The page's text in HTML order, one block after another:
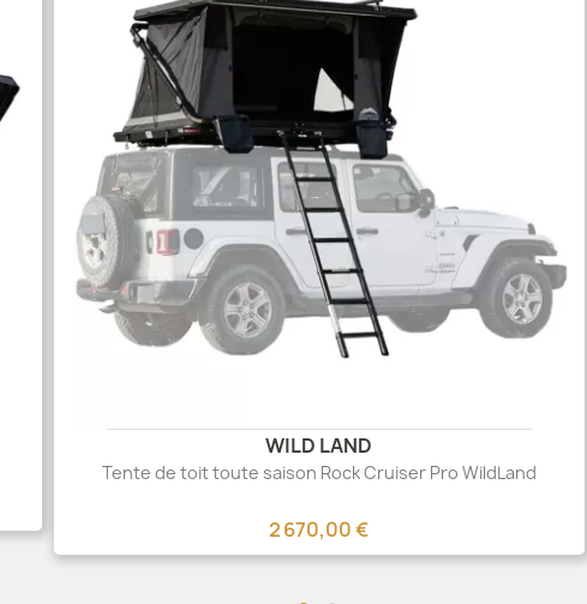
WILD LAND
Tente de toit toute saison Rock Cruiser Pro WildLand
2 670,00 €